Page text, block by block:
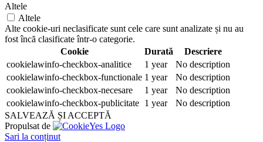
Altele
Altele
Alte cookie-uri neclasificate sunt cele care sunt analizate și nu au
fost încă clasificate într-o categorie.
Cookie
Durată
Descriere
cookielawinfo-checkbox-analitice
1 year
No description
cookielawinfo-checkbox-functionale 1 year
No description
cookielawinfo-checkbox-necesare
1 year
No description
cookielawinfo-checkbox-publicitate 1 year
No description
SALVEAZĂ ȘI ACCEPTĂ
Propulsat de
Sari la conținut